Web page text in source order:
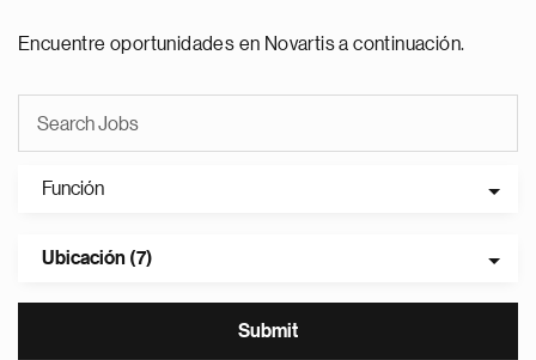
Encuentre oportunidades en Novartis a continuación.
Función
Ubicación (7)